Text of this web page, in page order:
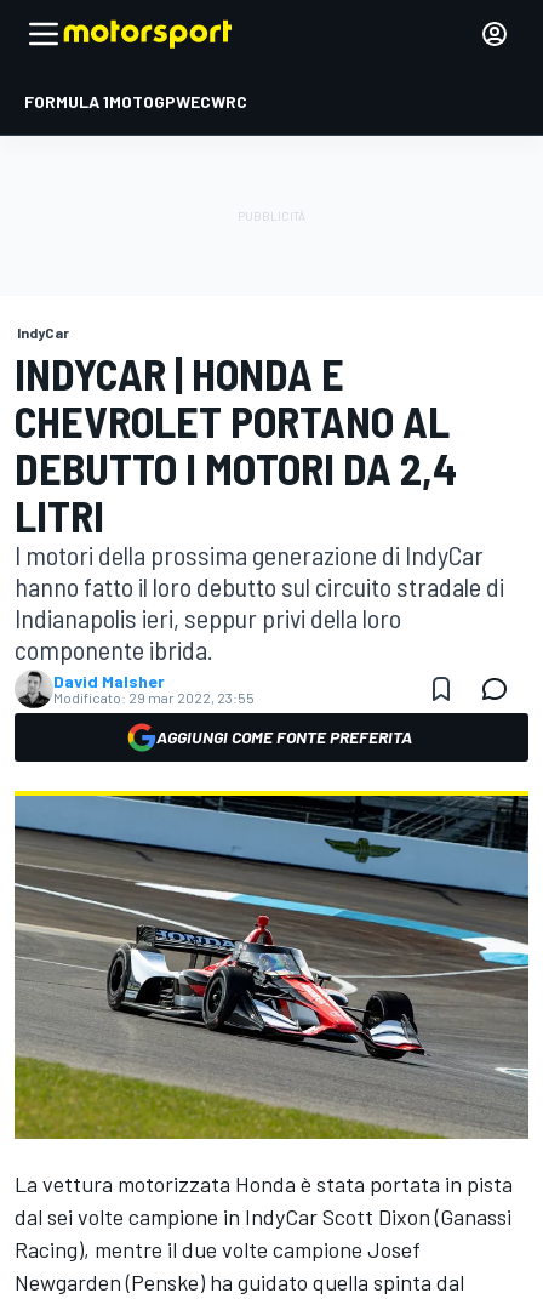
FORMULA 1MOTOGPWECWRC
IndyCar
INDYCAR | HONDA E
CHEVROLET PORTANO AL
DEBUTTO I MOTORI DA 2,4
LITRI
I motori della prossima generazione di IndyCar
hanno fatto il loro debutto sul circuito stradale di
Indianapolis ieri, seppur privi della loro
componente ibrida.
David Malsher
Modificato: 29 mar 2022, 23:55
AGGIUNGI COME FONTE PREFERITA
La vettura motorizzata Honda è stata portata in pista
dal sei volte campione in IndyCar Scott Dixon (Ganassi
Racing), mentre il due volte campione Josef
Newgarden (Penske) ha guidato quella spinta dal